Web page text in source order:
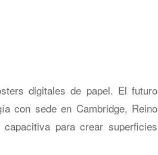
digitales de papel. El futuro
con sede en Cambridge, Reino
para crear superficies